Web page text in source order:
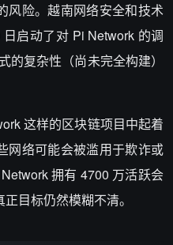
风险。越南网络安全和技术
日启动了对 Pi Network 的调
的复杂性（尚未完全构建）
这样的区块链项目中起着
网络可能会被滥用于欺诈或
拥有 4700 万活跃会
目标仍然模糊不清。